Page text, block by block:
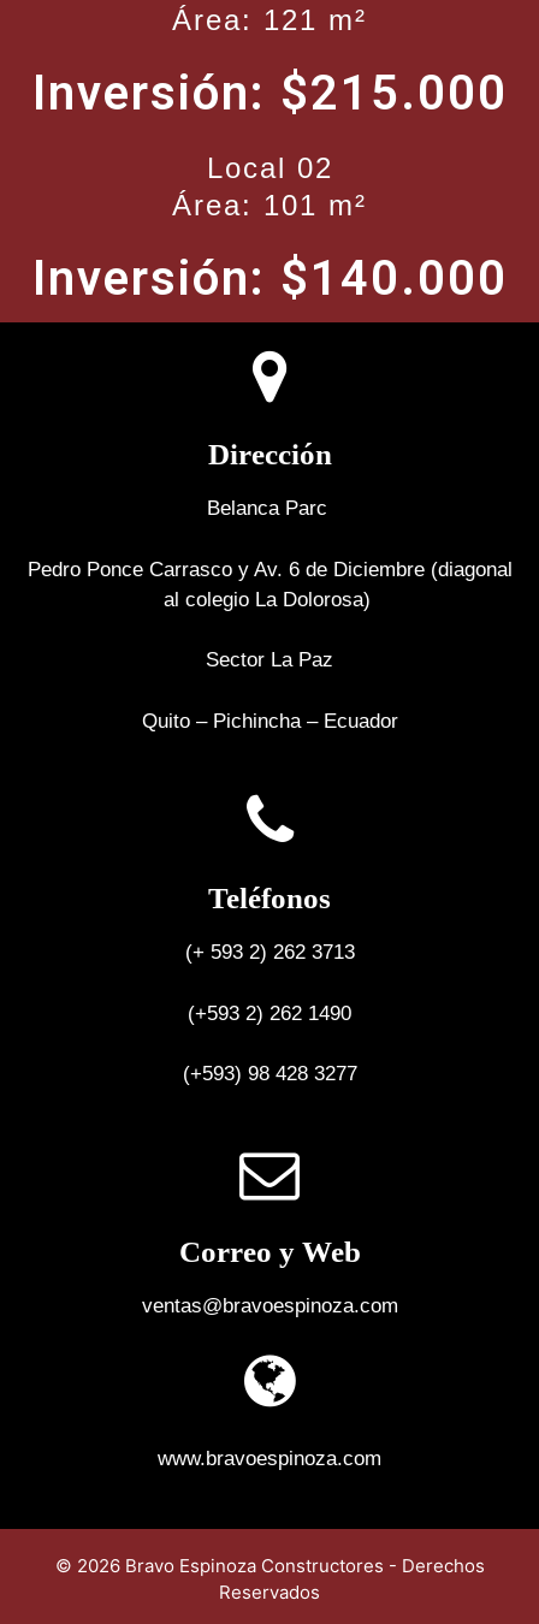
Área: 121 m²
Inversión: $215.000
Local 02
Área: 101 m²
Inversión: $140.000
Dirección
Belanca Parc
Pedro Ponce Carrasco y Av. 6 de Diciembre (diagonal
al colegio La Dolorosa)
Sector La Paz
Quito – Pichincha – Ecuador
Teléfonos
(+ 593 2) 262 3713
(+593 2) 262 1490
(+593) 98 428 3277
Correo y Web
ventas@bravoespinoza.com
www.bravoespinoza.com
© 2026 Bravo Espinoza Constructores - Derechos
Reservados